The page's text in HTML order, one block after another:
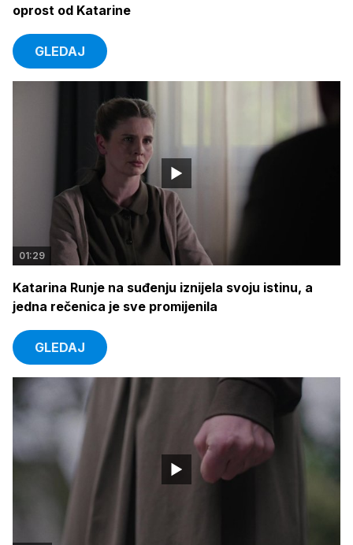
oprost od Katarine
GLEDAJ
01:29
Katarina Runje na suđenju iznijela svoju istinu, a
jedna rečenica je sve promijenila
GLEDAJ